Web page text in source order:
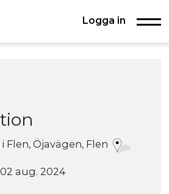
Logga in
Flen, Öjavägen, Flen
aug. 2024